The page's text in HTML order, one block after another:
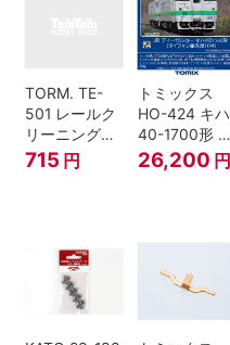
TORM. TE-
501 レールク
リーニングリ
キッド 100ml
715 円
トミックス
HO-424 キハ
40-1700形 タ
イフォン撤去
車 M HOゲー
26,200 円